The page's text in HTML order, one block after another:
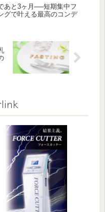
あと3ヶ月──短期集中フ
グで叶える最高のコンデ